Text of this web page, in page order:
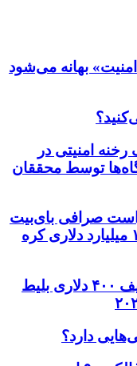
بهانه می‌شود
امنیتی در
توسط محققان
صرافی بای‌بیت
برای ردیابی دارایی‌های هک ۱.۵ میلیارد دلاری کره
فرصت استثنایی: دریافت تخفیف ۴۰۰ دلاری بلیط
دارد؟